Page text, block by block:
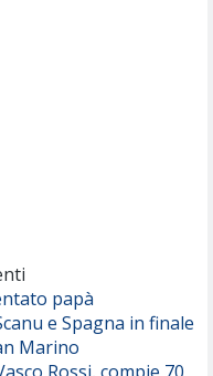
papà
e Spagna in finale
Marino